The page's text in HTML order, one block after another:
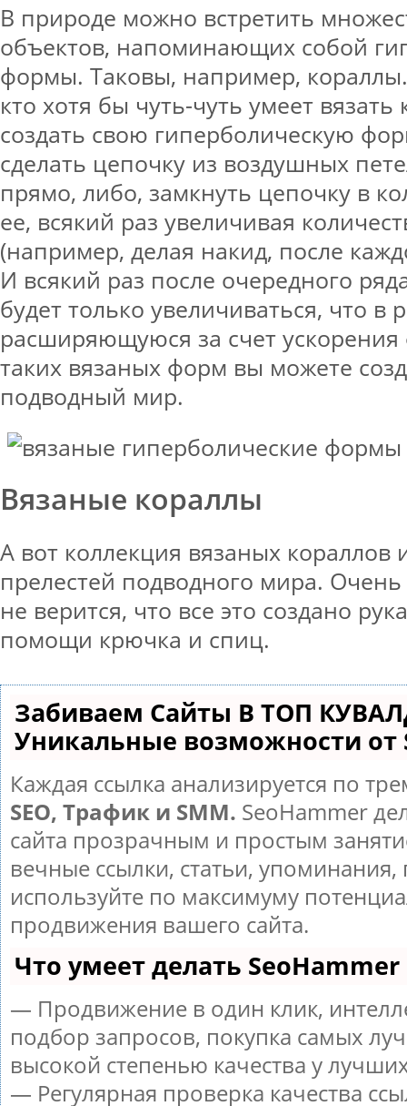
В природе можно встретить
объектов, напоминающих собой
формы. Таковы, например,
кто хотя бы чуть-чуть умеет
создать свою гиперболическую
сделать цепочку из воздушных
прямо, либо, замкнуть цепочку в
ее, всякий раз увеличивая
(например, делая накид, после
И всякий раз после очередного
будет только увеличиваться, что в
расширяющуюся за счет ускорения
таких вязаных форм вы можете
подводный мир.
Вязаные кораллы
А вот коллекция вязаных кораллов
прелестей подводного мира.
не верится, что все это создано
помощи крючка и спиц.
Забиваем Сайты В ТОП
Уникальные возможности от
Каждая ссылка анализируется по
SEO, Трафик и SMM. SeoHammer
сайта прозрачным и простым
вечные ссылки, статьи, упоминания,
используйте по максимуму
продвижения вашего сайта.
Что умеет делать SeoHammer
— Продвижение в один клик,
подбор запросов, покупка самых
высокой степенью качества у
— Регулярная проверка качества